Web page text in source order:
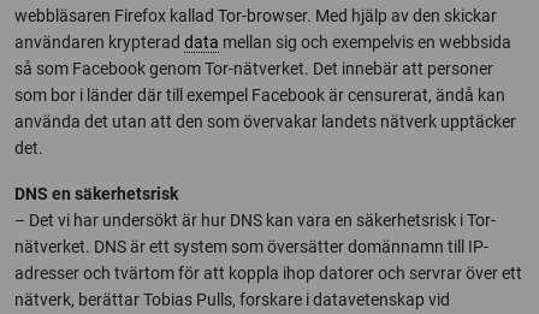
webbläsaren Firefox kallad Tor-browser. Med hjälp av den skickar
användaren krypterad data mellan sig och exempelvis en webbsida
så som Facebook genom Tor-nätverket. Det innebär att personer
som bor i länder där till exempel Facebook är censurerat, ändå kan
använda det utan att den som övervakar landets nätverk upptäcker
det.
DNS en säkerhetsrisk
– Det vi har undersökt är hur DNS kan vara en säkerhetsrisk i Tor-
nätverket. DNS är ett system som översätter domännamn till IP-
adresser och tvärtom för att koppla ihop datorer och servrar över ett
nätverk, berättar Tobias Pulls, forskare i datavetenskap vid